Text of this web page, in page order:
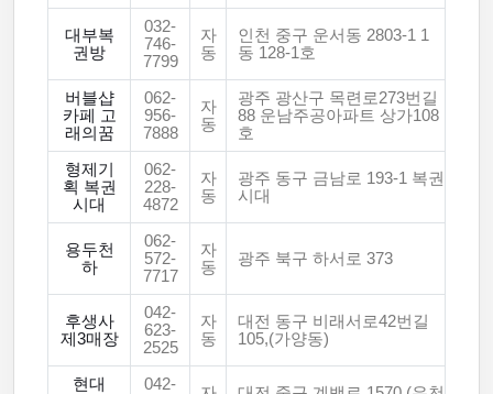
대부복
권방
032-
746-
7799
자
동
인천 중구 운서동 2803-1 1
동 128-1호
버블샵
카페 고
래의꿈
062-
956-
7888
자
동
광주 광산구 목련로273번길
88 운남주공아파트 상가108
호
형제기
획 복권
시대
062-
228-
4872
자
동
광주 동구 금남로 193-1 복권
시대
용두천
하
062-
572-
7717
자
동
광주 북구 하서로 373
후생사
제3매장
042-
623-
2525
자
동
대전 동구 비래서로42번길
105,(가양동)
현대
042-